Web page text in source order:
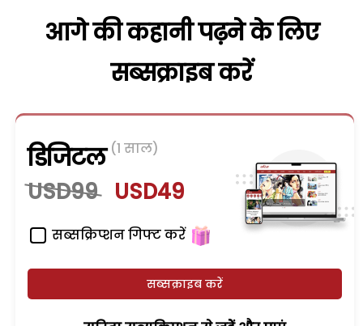
आगे की कहानी पढ़ने के लिए
सब्सक्राइब करें
डिजिटल (1 साल)
USD99 USD49
सब्सक्रिप्शन गिफ्ट करें
सब्सक्राइब करें